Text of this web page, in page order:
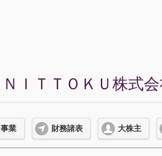
ＮＩＴＴＯＫＵ株式
事業 財務諸表 大株主